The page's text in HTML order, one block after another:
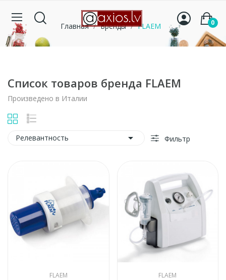
0
Главная Бренды FLAEM
Список товаров бренда FLAEM
Произведено в Италии
Релевантность  Фильтр
FLAEM FLAEM